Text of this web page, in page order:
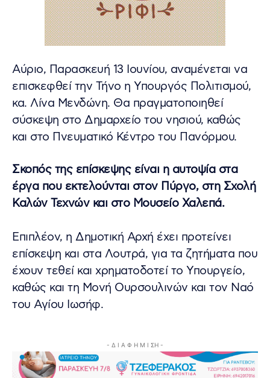
Αύριο, Παρασκευή 13 Ιουνίου, αναμένεται να
επισκεφθεί την Τήνο η Υπουργός Πολιτισμού,
κα. Λίνα Μενδώνη. Θα πραγματοποιηθεί
σύσκεψη στο Δημαρχείο του νησιού, καθώς
και στο Πνευματικό Κέντρο του Πανόρμου.
Σκοπός της επίσκεψης είναι η αυτοψία στα
έργα που εκτελούνται στον Πύργο, στη Σχολή
Καλών Τεχνών και στο Μουσείο Χαλεπά.
Επιπλέον, η Δημοτική Αρχή έχει προτείνει
επίσκεψη και στα Λουτρά, για τα ζητήματα που
έχουν τεθεί και χρηματοδοτεί το Υπουργείο,
καθώς και τη Μονή Ουρσουλινών και τον Ναό
του Αγίου Ιωσήφ.
- Δ Ι Α Φ Η Μ Ι ΣΗ -